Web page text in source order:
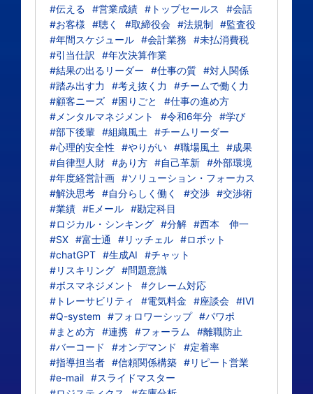
#伝える
#営業成績 #トップセールス
#会話
#お客様
#聴く #取締役会 #法規制
#監査役
#年間スケジュール #会計業務
#未払消費税
#引当仕訳
#年次決算作業
#結果の出るリーダー
#仕事の質 #対人関係
#踏み出す力
#考え抜く力
#チームで働く力
#顧客ニーズ #困りごと
#仕事の進め方
#メンタルマネジメント
#令和6年分 #学び
#部下後輩 #組織風土
#チームリーダー
#心理的安全性
#やりがい #職場風土
#成果
#自律型人財 #あり方 #自己革新 #外部環境
#年度経営計画 #ソリューション・フォーカス
#解決思考 #自分らしく働く #交渉 #交渉術
#業績 #Eメール #勘定科目
#ロジカル・シンキング #分解 #西本 伸一
#SX #富士通 #リッチェル #ロボット
#chatGPT #生成AI
#チャット
#リスキリング #問題意識
#ボスマネジメント
#クレーム対応
#トレーサビリティ
#電気料金 #座談会 #IVI
#Q-system
#フォロワーシップ #パワポ
#まとめ方 #連携 #フォーラム
#離職防止
#バーコード
#オンデマンド
#定着率
#指導担当者 #信頼関係構築 #リピート営業
#e-mail #スライドマスター